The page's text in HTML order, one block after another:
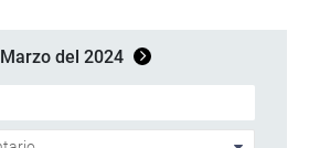
Marzo del 2024